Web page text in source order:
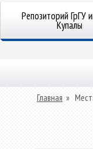
Репозиторий ГрГУ
Купалы
Главная »